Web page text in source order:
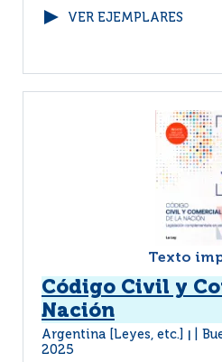
VER EJEMPLARES
Texto
Código Civil y
Nación
Argentina [Leyes, etc.]
2025